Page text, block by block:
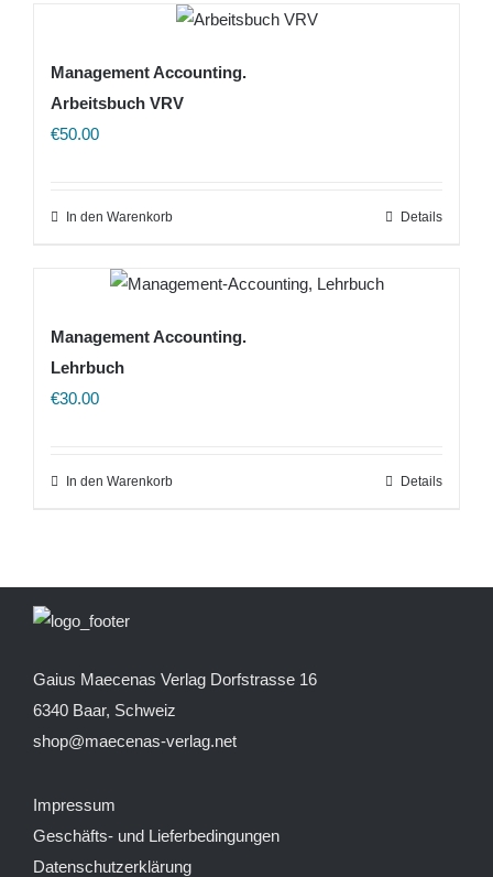
Management Accounting.
Arbeitsbuch VRV
€50.00
In den Warenkorb Details
Management Accounting.
Lehrbuch
€30.00
In den Warenkorb Details
Gaius Maecenas Verlag Dorfstrasse 16
6340 Baar, Schweiz
shop@maecenas-verlag.net
Impressum
Geschäfts- und Lieferbedingungen
Datenschutzerklärung